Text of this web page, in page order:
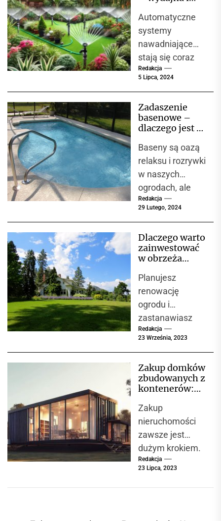
przycinania.
Nożyce do
żywopłotu to...
pielęgnacja
ogrodu
Automatyczne
systemy
nawadniające
stają się coraz
bardziej
popularnym
wykorzystywany
m zarówno przez
jak i ogrodników-
amatorów.
System
składający się
z...
Redakcja
5 Lipca, 2024
Zadaszenie
basenowe –
dlaczego jest to
inwestycja?
Baseny są oazą
relaksu i rozrywki
w naszych
ogrodach, ale
dodanie do nich
zadaszenia
sposób, w jaki
korzystamy...
Redakcja
29 Lutego, 2024
Dlaczego warto
zainwestować
w obrzeża
Planujesz
renowację
ogrodu i
zastanawiasz
się, jakie
rozwiązania
osiągnąć
najbardziej
funkcjonalny
efekt? Obrzeża
ogrodowe mogą
być...
Redakcja
23 Września, 2023
Zakup domków
zbudowanych z
kontenerów:
przyszłych
właścicieli
Zakup
nieruchomości
zawsze jest
dużym krokiem.
Jednak wybór
domu
zbudowanego z
Redakcja
23 Lipca, 2023